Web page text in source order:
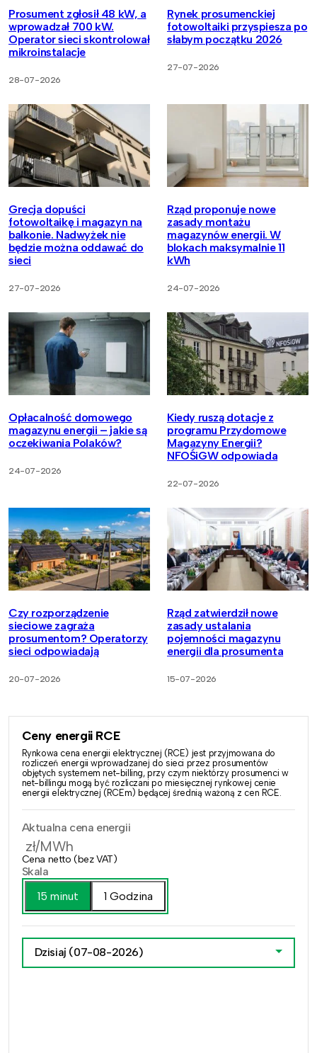
Prosument zgłosił 48 kW, a
wprowadzał 700 kW.
Operator sieci skontrolował
mikroinstalacje
28-07-2026
Rynek prosumenckiej
fotowoltaiki przyspiesza po
słabym początku 2026
27-07-2026
Grecja dopuści
fotowoltaikę i magazyn na
balkonie. Nadwyżek nie
będzie można oddawać do
sieci
27-07-2026
Rząd proponuje nowe
zasady montażu
magazynów energii. W
blokach maksymalnie 11
kWh
24-07-2026
Opłacalność domowego
magazynu energii – jakie są
oczekiwania Polaków?
24-07-2026
Kiedy ruszą dotacje z
programu Przydomowe
Magazyny Energii?
NFOŚiGW odpowiada
22-07-2026
Czy rozporządzenie
sieciowe zagraża
prosumentom? Operatorzy
sieci odpowiadają
20-07-2026
Rząd zatwierdził nowe
zasady ustalania
pojemności magazynu
energii dla prosumenta
15-07-2026
Ceny energii RCE
Rynkowa cena energii elektrycznej (RCE) jest przyjmowana do
rozliczeń energii wprowadzanej do sieci przez prosumentów
objętych systemem net-billing, przy czym niektórzy prosumenci w
net-billingu mogą być rozliczani po miesięcznej rynkowej cenie
energii elektrycznej (RCEm) będącej średnią ważoną z cen RCE.
Aktualna cena energii
zł/MWh
Cena netto (bez VAT)
Skala
15 minut
1 Godzina
Dzisiaj (07-08-2026)